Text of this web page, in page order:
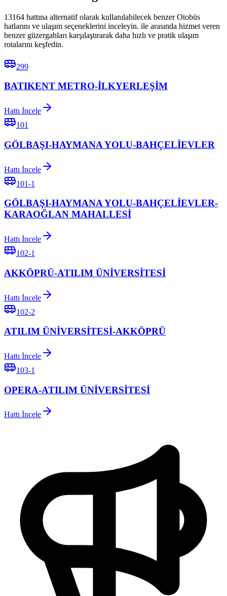
13164 hattına alternatif olarak kullanılabilecek benzer Otobüs
hatlarını ve ulaşım seçeneklerini inceleyin. ile arasında hizmet veren
benzer güzergahları karşılaştırarak daha hızlı ve pratik ulaşım
rotalarını keşfedin.
299
BATIKENT METRO-İLKYERLEŞİM
Hattı İncele
101
GÖLBAŞI-HAYMANA YOLU-BAHÇELİEVLER
Hattı İncele
101-1
GÖLBAŞI-HAYMANA YOLU-BAHÇELİEVLER-
KARAOĞLAN MAHALLESİ
Hattı İncele
102-1
AKKÖPRÜ-ATILIM ÜNİVERSİTESİ
Hattı İncele
102-2
ATILIM ÜNİVERSİTESİ-AKKÖPRÜ
Hattı İncele
103-1
OPERA-ATILIM ÜNİVERSİTESİ
Hattı İncele